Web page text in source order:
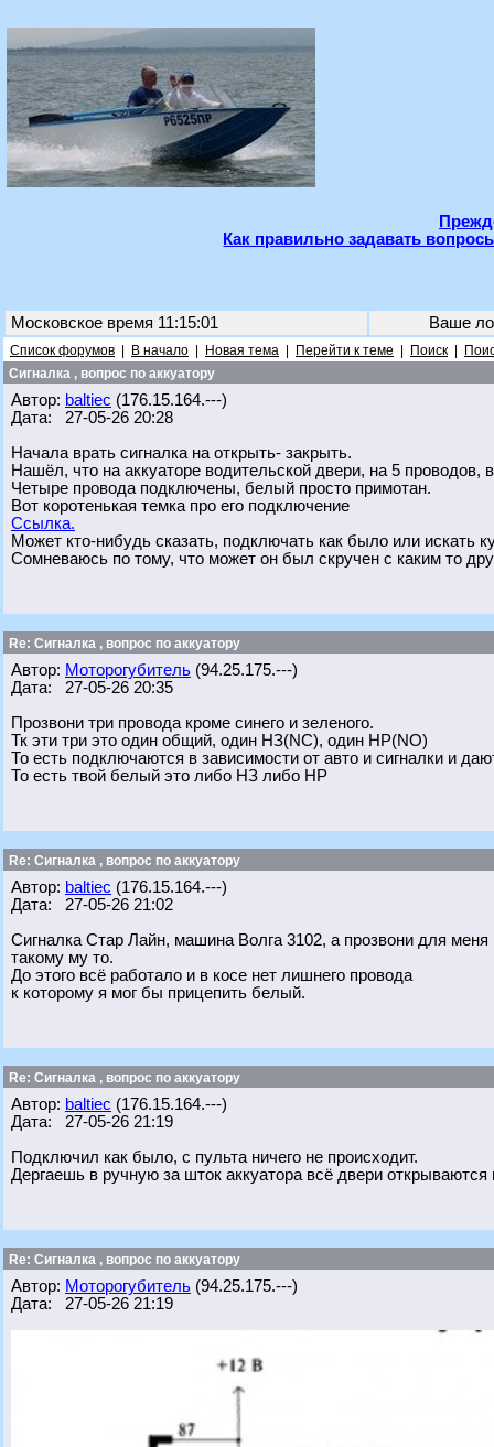
Как правильно задавать
Московское время 11:15:01 Ваше
Список форумов В начало Новая тема Перейти к теме Поиск
Сигналка , вопрос по аккуатору
Автор: baltiec (176.15.164.---)
Дата: 27-05-26 20:28
Начала врать сигналка на открыть- закрыть.
Нашёл, что на аккуаторе водительской двери, на 5 проводов,
Четыре провода подключены, белый просто примотан.
Вот коротенькая темка про его подключение
Ссылка.
Может кто-нибудь сказать, подключать как было или искать
Сомневаюсь по тому, что может он был скручен с каким то
Re: Сигналка , вопрос по аккуатору
Автор: Моторогубитель (94.25.175.---)
Дата: 27-05-26 20:35
Прозвони три провода кроме синего и зеленого.
Тк эти три это один общий, один НЗ(NC), один НР(NO)
То есть подключаются в зависимости от авто и сигналки и
То есть твой белый это либо НЗ либо НР
Re: Сигналка , вопрос по аккуатору
Автор: baltiec (176.15.164.---)
Дата: 27-05-26 21:02
Сигналка Стар Лайн, машина Волга 3102, а прозвони для меня
такому му то.
До этого всё работало и в косе нет лишнего провода
к которому я мог бы прицепить белый.
Re: Сигналка , вопрос по аккуатору
Автор: baltiec (176.15.164.---)
Дата: 27-05-26 21:19
Подключил как было, с пульта ничего не происходит.
Дергаешь в ручную за шток аккуатора всё двери открываются
Re: Сигналка , вопрос по аккуатору
Автор: Моторогубитель (94.25.175.---)
Дата: 27-05-26 21:19